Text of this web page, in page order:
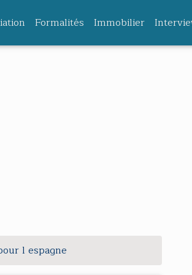
Formalités Immobilier
l espagne